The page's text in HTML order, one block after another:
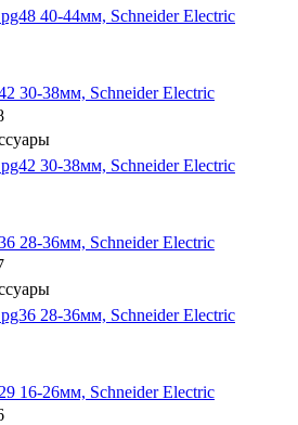
30-38мм, Schneider Electric
28-36мм, Schneider Electric
16-26мм, Schneider Electric